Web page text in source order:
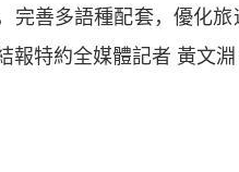
完善多語種配套，優化
報特約全媒體記者 黃文